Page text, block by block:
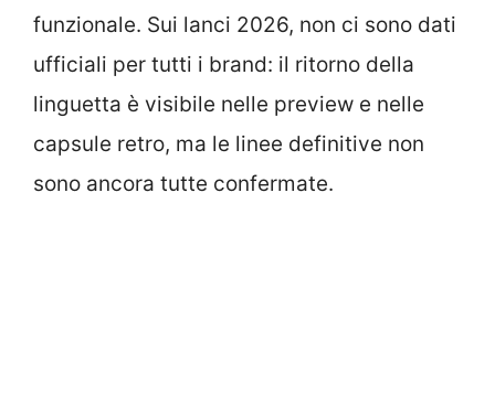
funzionale. Sui lanci 2026, non ci sono dati
ufficiali per tutti i brand: il ritorno della
linguetta è visibile nelle preview e nelle
capsule retro, ma le linee definitive non
sono ancora tutte confermate.